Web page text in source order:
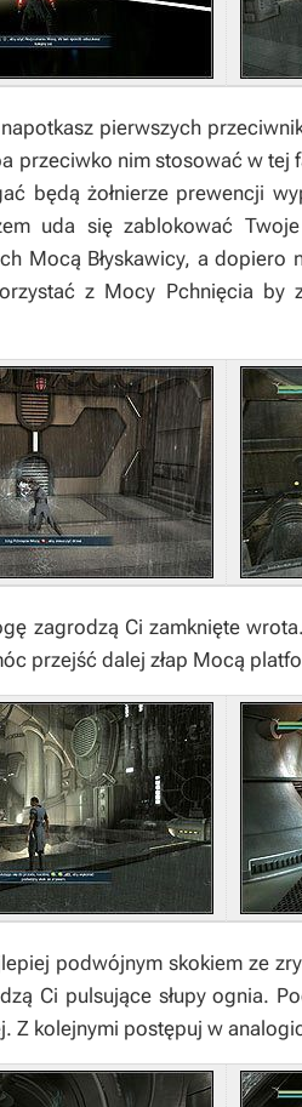
pierwszych
przeciwko nim stosować w tej
będą żołnierze prewencji
uda się zablokować
Mocą Błyskawicy, a dopiero
z Mocy Pchnięcia
zagrodzą Ci zamknięte
przejść dalej złap Mocą
podwójnym skokiem ze
Ci pulsujące słupy ognia.
Z kolejnymi postępuj w